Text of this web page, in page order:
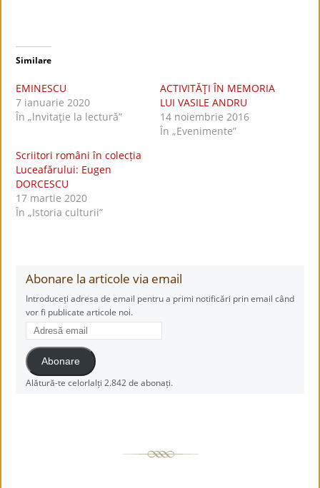
Similare
EMINESCU
7 ianuarie 2020
În „lnvitaţie la lectură”
ACTIVITĂŢI ÎN MEMORIA
LUI VASILE ANDRU
14 noiembrie 2016
În „Evenimente”
Scriitori români în colecția
Luceafărului: Eugen
DORCESCU
17 martie 2020
În „Istoria culturii”
Abonare la articole via email
Introduceți adresa de email pentru a primi notificări prin email când
vor fi publicate articole noi.
Adresă
email
Abonare
Alătură-te celorlalți 2.842 de abonați.